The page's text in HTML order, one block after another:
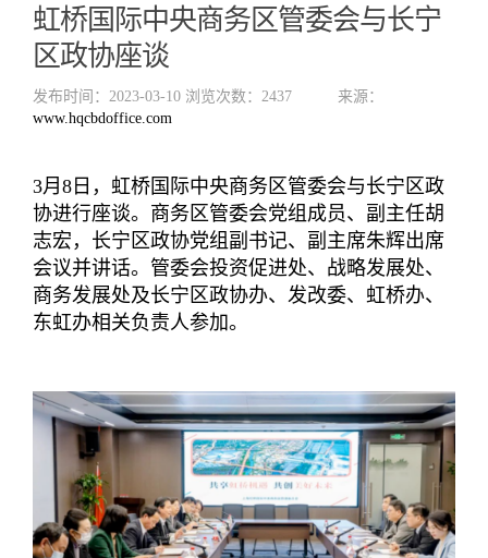
虹桥国际中央商务区管委会与长宁
区政协座谈
发布时间：2023-03-10 浏览次数：2437
来源：
www.hqcbdoffice.com
3月8日，虹桥国际中央商务区管委会与长宁区政
协进行座谈。商务区管委会党组成员、副主任胡
志宏，长宁区政协党组副书记、副主席朱辉出席
会议并讲话。管委会投资促进处、战略发展处、
商务发展处及长宁区政协办、发改委、虹桥办、
东虹办相关负责人参加。